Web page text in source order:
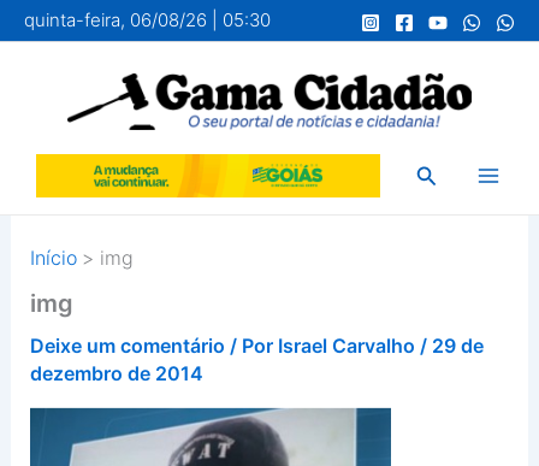
para
conteúdo
quinta-feira, 06/08/26 | 05:30
Pesquisar
Início img
img
Deixe um comentário / Por Israel Carvalho / 29 de
dezembro de 2014